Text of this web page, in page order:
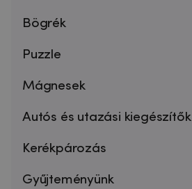
Bögrék
Puzzle
Mágnesek
Autós és utazási kiegészítők
Kerékpározás
Gyűjteményünk